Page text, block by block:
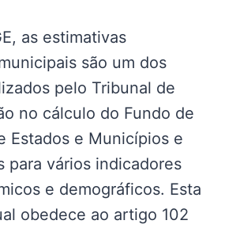
as estimativas
são um dos
pelo Tribunal de
no cálculo do Fundo de
Estados e Municípios e
para vários indicadores
e demográficos. Esta
obedece ao artigo 102